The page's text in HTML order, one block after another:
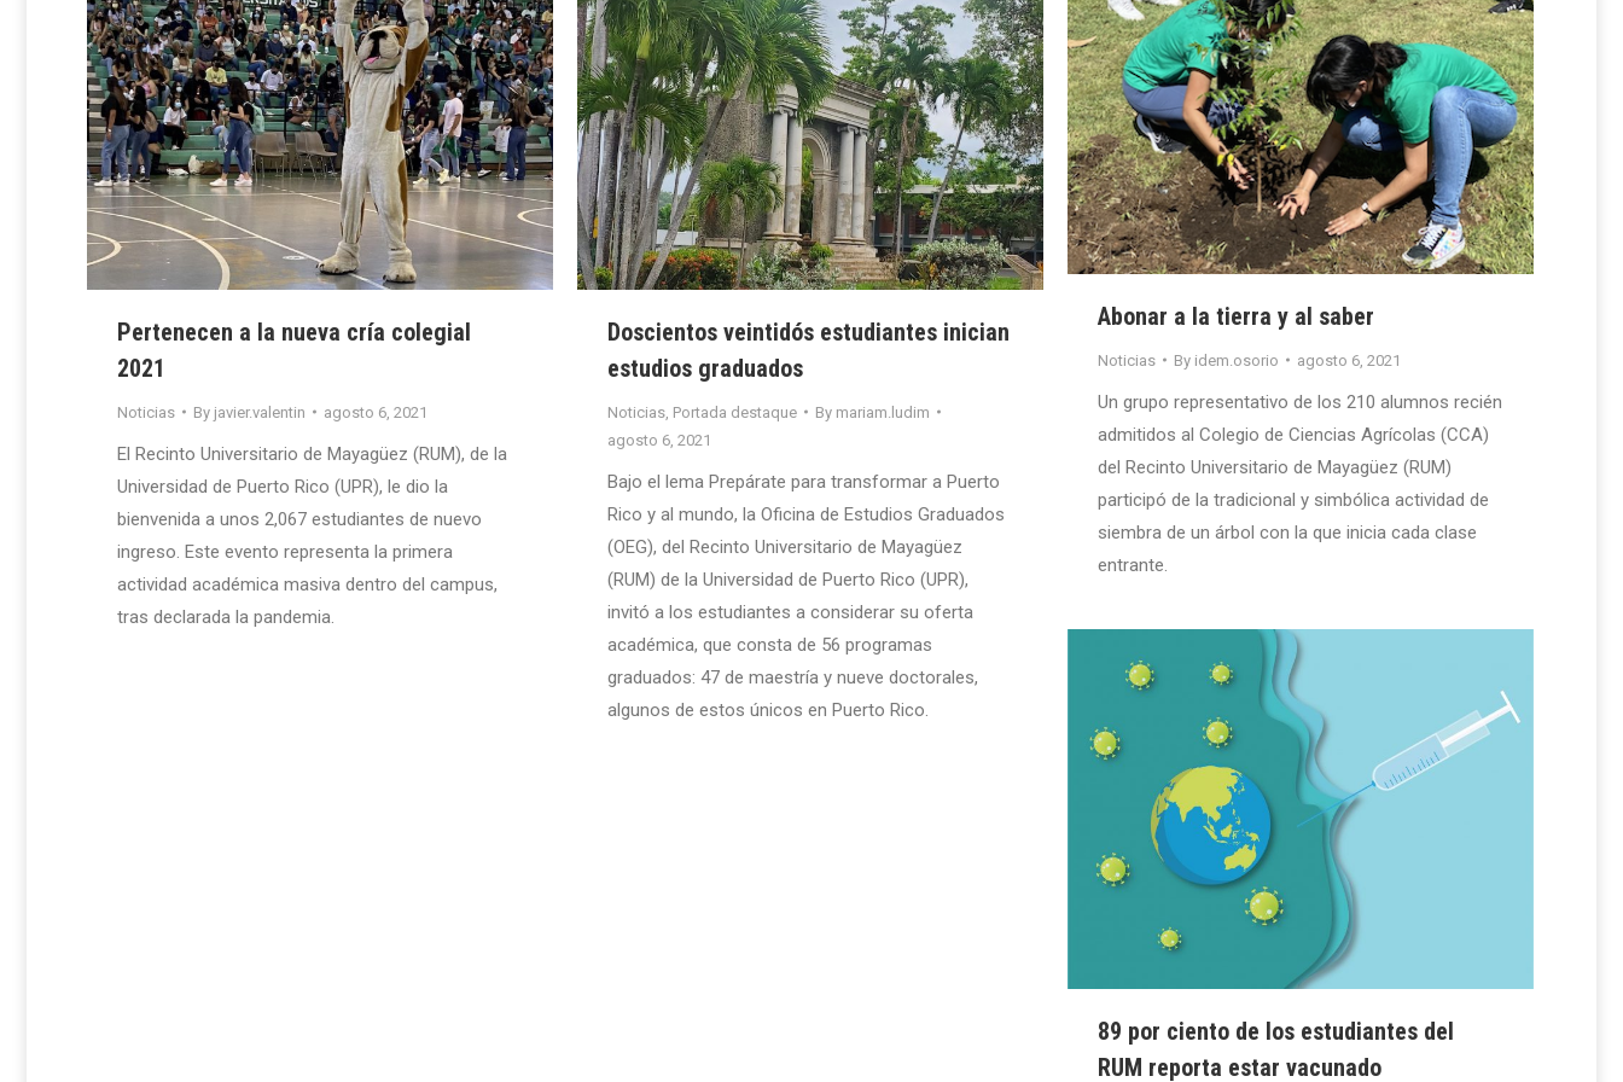
Pertenecen a la nueva cría colegial
2021
Noticias By javier.valentin agosto 6, 2021
El Recinto Universitario de Mayagüez (RUM), de la
Universidad de Puerto Rico (UPR), le dio la
bienvenida a unos 2,067 estudiantes de nuevo
ingreso. Este evento representa la primera
actividad académica masiva dentro del campus,
tras declarada la pandemia.
Doscientos veintidós estudiantes inician
estudios graduados
Noticias Portada destaque By mariam.ludim
agosto 6, 2021
Bajo el lema Prepárate para transformar a Puerto
Rico y al mundo, la Oficina de Estudios Graduados
(OEG), del Recinto Universitario de Mayagüez
(RUM) de la Universidad de Puerto Rico (UPR),
invitó a los estudiantes a considerar su oferta
académica, que consta de 56 programas
graduados: 47 de maestría y nueve doctorales,
algunos de estos únicos en Puerto Rico.
Abonar a la tierra y al saber
Noticias By idem.osorio agosto 6, 2021
Un grupo representativo de los 210 alumnos recién
admitidos al Colegio de Ciencias Agrícolas (CCA)
del Recinto Universitario de Mayagüez (RUM)
participó de la tradicional y simbólica actividad de
siembra de un árbol con la que inicia cada clase
entrante.
89 por ciento de los estudiantes del
RUM reporta estar vacunado